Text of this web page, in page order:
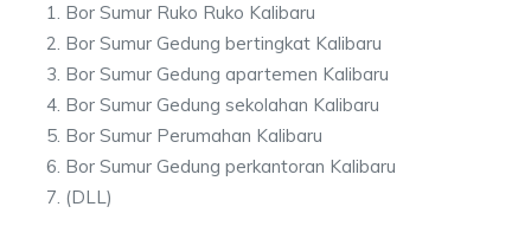
Bor Sumur Ruko Ruko Kalibaru
Bor Sumur Gedung bertingkat Kalibaru
Bor Sumur Gedung apartemen Kalibaru
Bor Sumur Gedung sekolahan Kalibaru
Bor Sumur Perumahan Kalibaru
Bor Sumur Gedung perkantoran Kalibaru
(DLL)